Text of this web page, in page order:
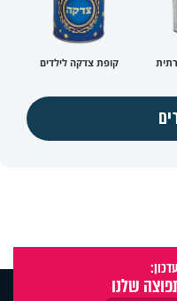
קופת צדקה לילדים
שלנו